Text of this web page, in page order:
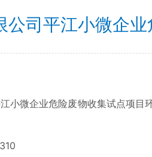
公司平江小微企
微企业危险废物收集试点项目